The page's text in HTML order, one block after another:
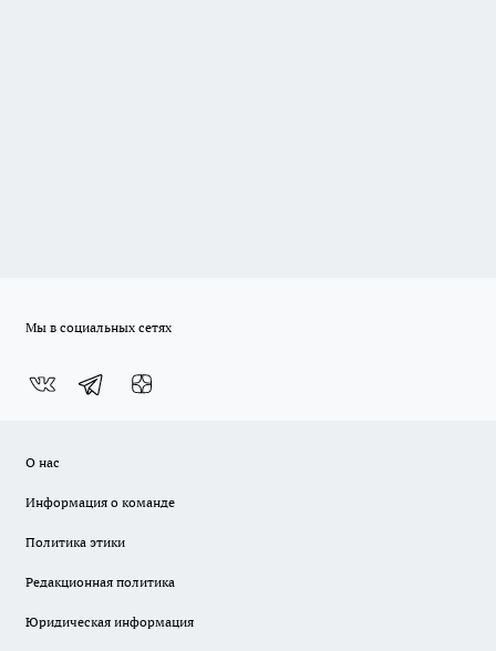
Мы в социальных сетях
О нас
Информация о команде
Политика этики
Редакционная политика
Юридическая информация